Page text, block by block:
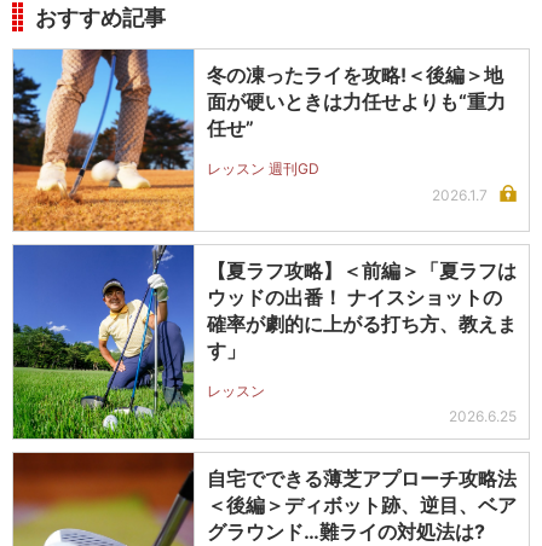
おすすめ記事
冬の凍ったライを攻略!＜後編＞地
面が硬いときは力任せよりも“重力
任せ”
レッスン 週刊GD
2026.1.7
【夏ラフ攻略】＜前編＞「夏ラフは
ウッドの出番！ ナイスショットの
確率が劇的に上がる打ち方、教えま
す」
レッスン
2026.6.25
自宅でできる薄芝アプローチ攻略法
＜後編＞ディボット跡、逆目、ベア
グラウンド…難ライの対処法は?